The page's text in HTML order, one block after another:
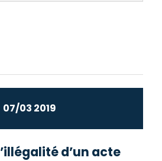
07/03 2019
d’un acte